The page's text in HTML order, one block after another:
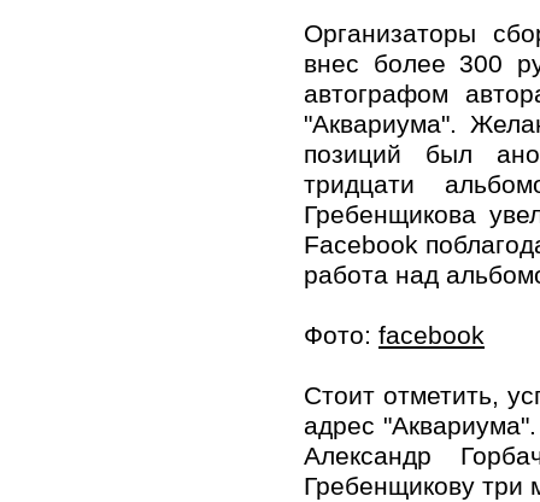
Организаторы
внес более 300
автографом
"Аквариума".
позиций был
тридцати
Гребенщикова
Facebook
работа над
Фото: facebook
Стоит отметить,
адрес
Александр
Гребенщикову три